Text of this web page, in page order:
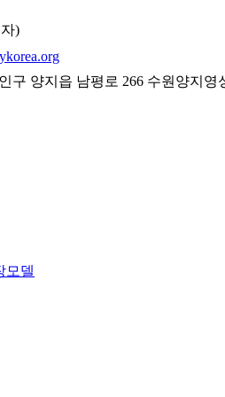
)
구 양지읍 남평로 266 수원양지영
모델